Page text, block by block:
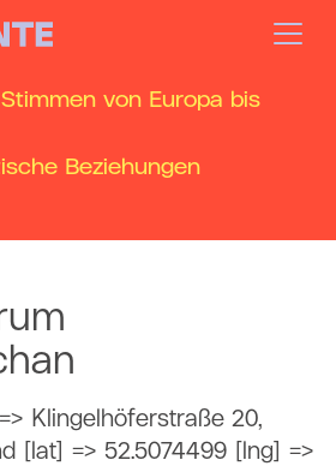
von Europa bis
Beziehungen
Klingelhöferstraße 20,
[lat] => 52.5074499 [lng] =>